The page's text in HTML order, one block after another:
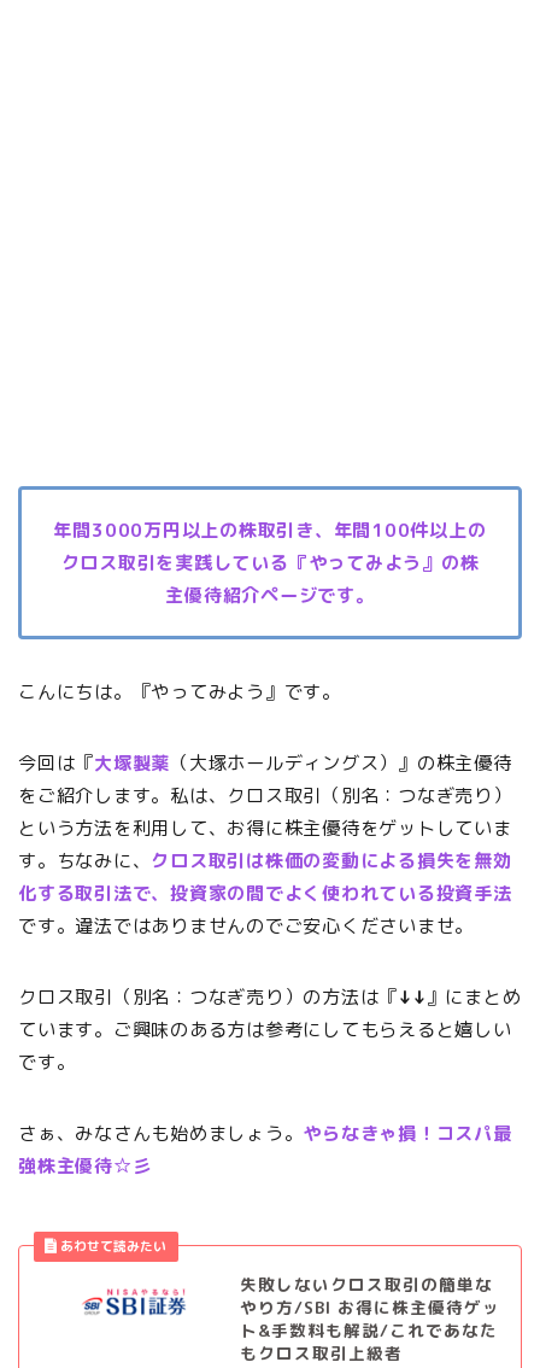
年間3000万円以上の株取引き、年間100件以上の
クロス取引を実践している『やってみよう』の株
主優待紹介ページです。
こんにちは。『やってみよう』です。
今回は『大塚製薬 （大塚ホールディングス）』の株主優待
をご紹介します。私は、クロス取引（別名：つなぎ売り）
という方法を利用して、お得に株主優待をゲットしていま
す。ちなみに、 クロス取引は株価の変動による損失を無効
化する取引法で、投資家の間でよく使われている投資手法
です。違法ではありませんのでご安心くださいませ。
クロス取引（別名：つなぎ売り）の方法は『↓↓』にまとめ
ています。ご興味のある方は参考にしてもらえると嬉しい
です。
さぁ、みなさんも始めましょう。 やらなきゃ損！コスパ最
強株主優待☆彡
失敗しないクロス取引の簡単な
やり方/SBI お得に株主優待ゲッ
ト&手数料も解説/これであなた
もクロス取引上級者